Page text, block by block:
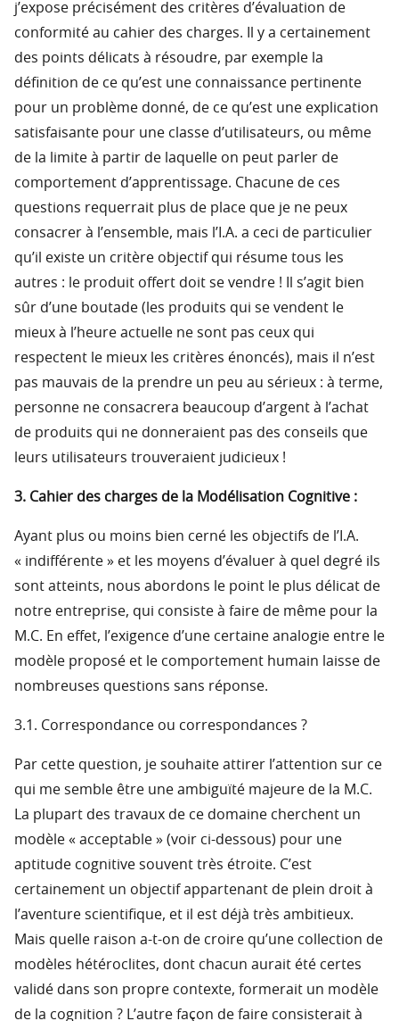
j’expose précisément des critères d’évaluation de
conformité au cahier des charges. Il y a certainement
des points délicats à résoudre, par exemple la
définition de ce qu’est une connaissance pertinente
pour un problème donné, de ce qu’est une explication
satisfaisante pour une classe d’utilisateurs, ou même
de la limite à partir de laquelle on peut parler de
comportement d’apprentissage. Chacune de ces
questions requerrait plus de place que je ne peux
consacrer à l’ensemble, mais l’I.A. a ceci de particulier
qu’il existe un critère objectif qui résume tous les
autres : le produit offert doit se vendre ! Il s’agit bien
sûr d’une boutade (les produits qui se vendent le
mieux à l’heure actuelle ne sont pas ceux qui
respectent le mieux les critères énoncés), mais il n’est
pas mauvais de la prendre un peu au sérieux : à terme,
personne ne consacrera beaucoup d’argent à l’achat
de produits qui ne donneraient pas des conseils que
leurs utilisateurs trouveraient judicieux !
3. Cahier des charges de la Modélisation Cognitive :
Ayant plus ou moins bien cerné les objectifs de l’I.A.
« indifférente » et les moyens d’évaluer à quel degré ils
sont atteints, nous abordons le point le plus délicat de
notre entreprise, qui consiste à faire de même pour la
M.C. En effet, l’exigence d’une certaine analogie entre le
modèle proposé et le comportement humain laisse de
nombreuses questions sans réponse.
3.1. Correspondance ou correspondances ?
Par cette question, je souhaite attirer l’attention sur ce
qui me semble être une ambiguïté majeure de la M.C.
La plupart des travaux de ce domaine cherchent un
modèle « acceptable » (voir ci-dessous) pour une
aptitude cognitive souvent très étroite. C’est
certainement un objectif appartenant de plein droit à
l’aventure scientifique, et il est déjà très ambitieux.
Mais quelle raison a-t-on de croire qu’une collection de
modèles hétéroclites, dont chacun aurait été certes
validé dans son propre contexte, formerait un modèle
de la cognition ? L’autre façon de faire consisterait à